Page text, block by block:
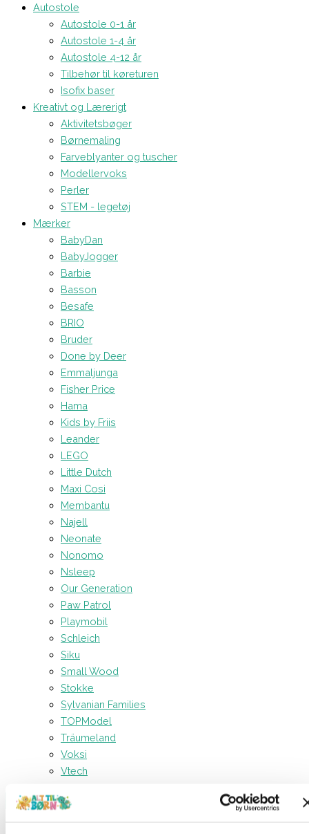
Autostole
Autostole 0-1 år
Autostole 1-4 år
Autostole 4-12 år
Tilbehør til køreturen
Isofix baser
Kreativt og Lærerigt
Aktivitetsbøger
Børnemaling
Farveblyanter og tuscher
Modellervoks
Perler
STEM - legetøj
Mærker
BabyDan
BabyJogger
Barbie
Basson
Besafe
BRIO
Bruder
Done by Deer
Emmaljunga
Fisher Price
Hama
Kids by Friis
Leander
LEGO
Little Dutch
Maxi Cosi
Membantu
Najell
Neonate
Nonomo
Nsleep
Our Generation
Paw Patrol
Playmobil
Schleich
Siku
Small Wood
Stokke
Sylvanian Families
TOPModel
Träumeland
Voksi
Vtech